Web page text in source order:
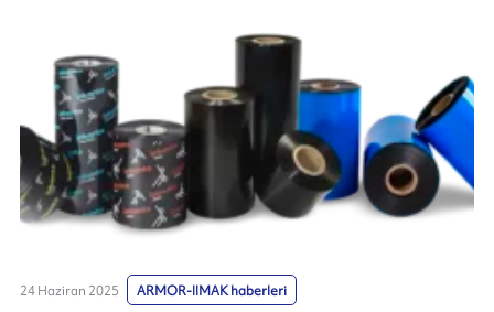
24 Haziran 2025 ARMOR-IIMAK haberleri